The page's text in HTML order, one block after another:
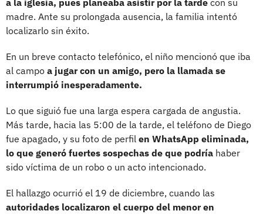
madre. Ante su prolongada ausencia, la familia intentó
localizarlo sin éxito.
En un breve contacto telefónico, el niño mencionó que iba
al campo a jugar con un amigo, pero la llamada se
interrumpió inesperadamente.
Lo que siguió fue una larga espera cargada de angustia.
Más tarde, hacia las 5:00 de la tarde, el teléfono de Diego
fue apagado, y su foto de perfil en WhatsApp eliminada,
lo que generó fuertes sospechas de que podría haber
sido víctima de un robo o un acto intencionado.
El hallazgo ocurrió el 19 de diciembre, cuando las
autoridades localizaron el cuerpo del menor en